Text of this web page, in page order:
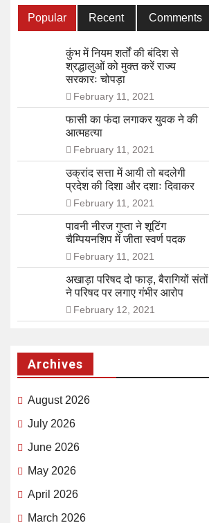
Popular Recent Comments
कुंभ में नियम शर्तों की बंदिश से
श्रद्धालुओं को मुक्त करें राज्य
सरकारः चोपड़ा
February 11, 2021
फासी का फंदा लगाकर युवक ने की
आत्महत्या
February 11, 2021
उक्रांद सत्ता में आयी तो बदलेगी
प्रदेश की दिशा और दशाः दिवाकर
February 11, 2021
पावनी नीरज गुप्ता ने शूटिंग
चैम्पियनशिप में जीता स्वर्ण पदक
February 11, 2021
अखाड़ा परिषद दो फाड़, बैरागियों संतों
ने परिषद पर लगाए गंभीर आरोप
February 12, 2021
Archives
August 2026
July 2026
June 2026
May 2026
April 2026
March 2026